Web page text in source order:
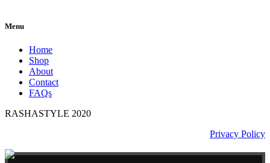
Menu
Home
Shop
About
Contact
FAQs
RASHASTYLE 2020
Privacy Policy